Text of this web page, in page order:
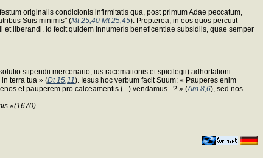
originalis condicionis infirmitatis qua, post primum Adae peccatum,
Suis minimis" (Mt 25,40 Mt 25,45). Propterea, in eos quos percutit
liberandi. Id fecit quidem innumeris beneficentiae subsidiis, quae semper
stipendii mercenario, ius racemationis et spicilegii) adhortationi
terra tua » (Dt 15,11). Iesus hoc verbum facit Suum: « Pauperes enim
et pauperem pro calceamentis (...) vendamus...? » (Am 8,6), sed nos
»(1670).